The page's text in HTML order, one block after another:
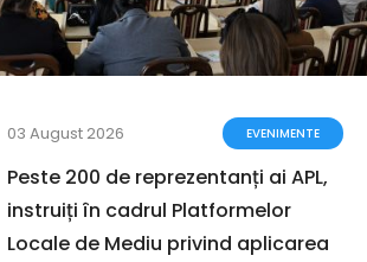
03 August 2026 EVENIMENTE
Peste 200 de reprezentanți ai APL,
instruiți în cadrul Platformelor
Locale de Mediu privind aplicarea